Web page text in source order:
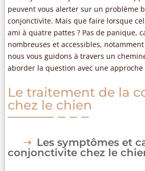
peuvent vous alerter sur un problème
conjonctivite. Mais que faire lorsque
ami à quatre pattes ? Pas de panique,
nombreuses et accessibles,
nous vous guidons à travers un
aborder la question avec une
Le traitement de la
chez le chien
Les symptômes et
conjonctivite chez le